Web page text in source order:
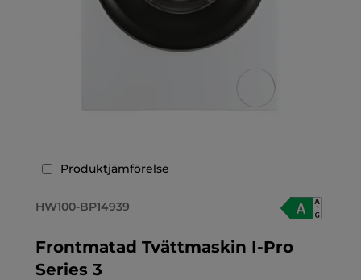
Produktjämförelse
HW100-BP14939
Frontmatad Tvättmaskin I-Pro
Series 3